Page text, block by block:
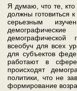
Я думаю, что те, кто
должны готовиться
серьезным
демографической
всеобуч для всех
для субъектов
работают в
происходят
политики, что не
формирование